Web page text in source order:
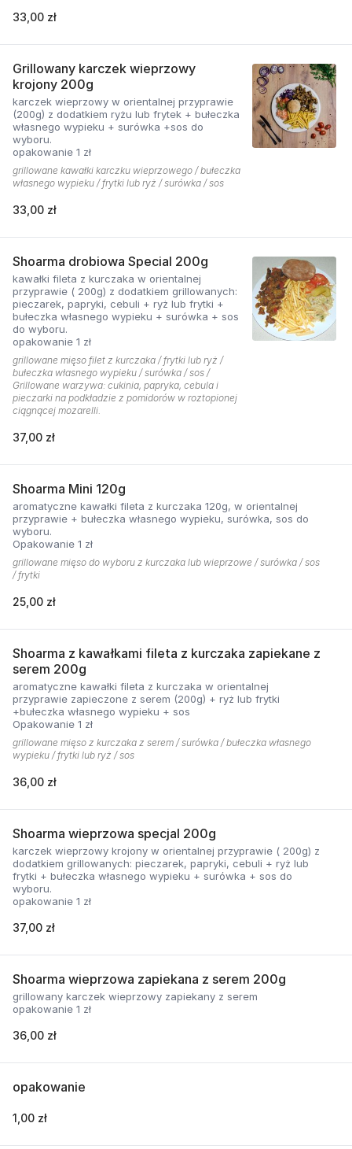
33,00 zł
Grillowany karczek wieprzowy
krojony 200g
karczek wieprzowy w orientalnej przyprawie
(200g) z dodatkiem ryżu lub frytek + bułeczka
własnego wypieku + surówka +sos do
wyboru.
opakowanie 1 zł
grillowane kawałki karczku wieprzowego / bułeczka
własnego wypieku / frytki lub ryż / surówka / sos
33,00 zł
Shoarma drobiowa Special 200g
kawałki fileta z kurczaka w orientalnej
przyprawie ( 200g) z dodatkiem grillowanych:
pieczarek, papryki, cebuli + ryż lub frytki +
bułeczka własnego wypieku + surówka + sos
do wyboru.
opakowanie 1 zł
grillowane mięso filet z kurczaka / frytki lub ryż /
bułeczka własnego wypieku / surówka / sos /
Grillowane warzywa: cukinia, papryka, cebula i
pieczarki na podkładzie z pomidorów w roztopionej
ciągnącej mozarelli.
37,00 zł
Shoarma Mini 120g
aromatyczne kawałki fileta z kurczaka 120g, w orientalnej
przyprawie + bułeczka własnego wypieku, surówka, sos do
wyboru.
Opakowanie 1 zł
grillowane mięso do wyboru z kurczaka lub wieprzowe / surówka / sos
/ frytki
25,00 zł
Shoarma z kawałkami fileta z kurczaka zapiekane z
serem 200g
aromatyczne kawałki fileta z kurczaka w orientalnej
przyprawie zapieczone z serem (200g) + ryż lub frytki
+bułeczka własnego wypieku + sos
Opakowanie 1 zł
grillowane mięso z kurczaka z serem / surówka / bułeczka własnego
wypieku / frytki lub ryż / sos
36,00 zł
Shoarma wieprzowa specjal 200g
karczek wieprzowy krojony w orientalnej przyprawie ( 200g) z
dodatkiem grillowanych: pieczarek, papryki, cebuli + ryż lub
frytki + bułeczka własnego wypieku + surówka + sos do
wyboru.
opakowanie 1 zł
37,00 zł
Shoarma wieprzowa zapiekana z serem 200g
grillowany karczek wieprzowy zapiekany z serem
opakowanie 1 zł
36,00 zł
opakowanie
1,00 zł